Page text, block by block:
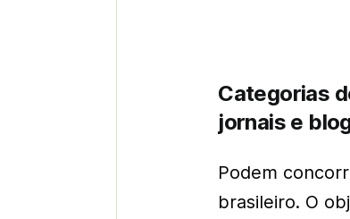
Categorias
jornais e
Podem
brasileiro. O